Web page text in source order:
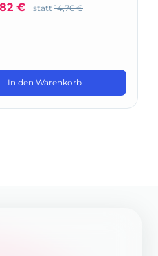
€ statt 14,76 €
In den Warenkorb